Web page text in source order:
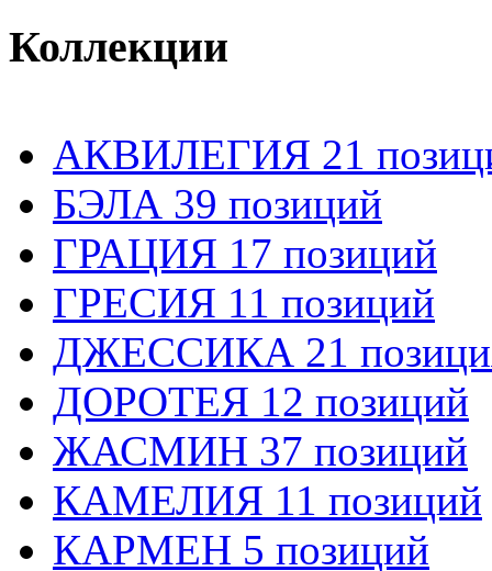
Коллекции
АКВИЛЕГИЯ 21
БЭЛА 39 позиций
ГРАЦИЯ 17 позиций
ГРЕСИЯ 11 позиций
ДЖЕССИКА 21
ДОРОТЕЯ 12 позиций
ЖАСМИН 37 позиций
КАМЕЛИЯ 11 позиций
КАРМЕН 5 позиций